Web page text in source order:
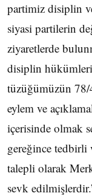
partimiz disiplin
siyasi partilerin
ziyaretlerde
disiplin
tüzüğümüzün
eylem ve
içerisinde olmak
gereğince tedbirli
talepli olarak
sevk